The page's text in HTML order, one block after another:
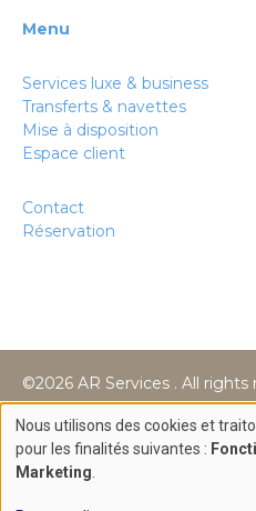
Menu
Services luxe & business
Transferts & navettes
Mise à disposition
Espace client
Contact
Réservation
©2026 AR Services . All rights
Création site internet par
Use
of
Nous utilisons des cookies et
pour les finalités suivantes :
Marketing